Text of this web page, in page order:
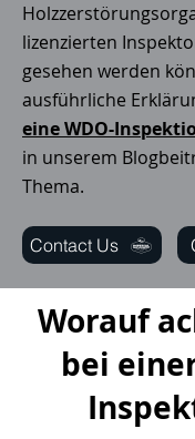
lizenzierten
gesehen werden
ausführliche
eine WDO-
in unserem
Thema.
Contact Us
Worauf
bei